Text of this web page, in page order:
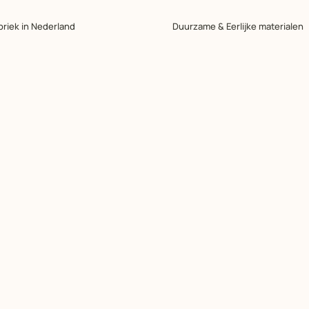
in Nederland Duurzame & Eerlijke materialen